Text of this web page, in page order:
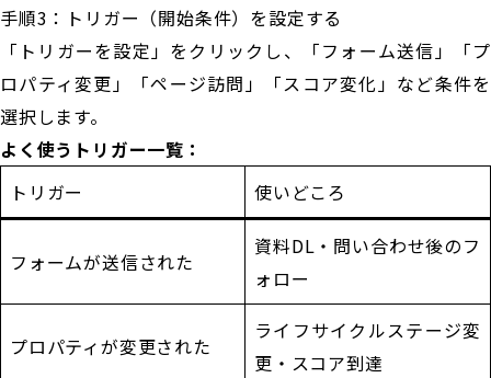
手順3：トリガー（開始条件）を設定する
「トリガーを設定」をクリックし、「フォーム送信」「プ
ロパティ変更」「ページ訪問」「スコア変化」など条件を
選択します。
よく使うトリガー一覧：
トリガー
使いどころ
フォームが送信された
資料DL・問い合わせ後のフ
ォロー
プロパティが変更された
ライフサイクルステージ変
更・スコア到達